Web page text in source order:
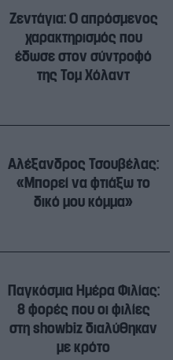
Ζεντάγια: Ο απρόσμενος
χαρακτηρισμός που
έδωσε στον σύντροφό
της Τομ Χόλαντ
Αλέξανδρος Τσουβέλας:
«Μπορεί να φτιάξω το
δικό μου κόμμα»
Παγκόσμια Ημέρα Φιλίας:
8 φορές που οι φιλίες
στη showbiz διαλύθηκαν
με κρότο